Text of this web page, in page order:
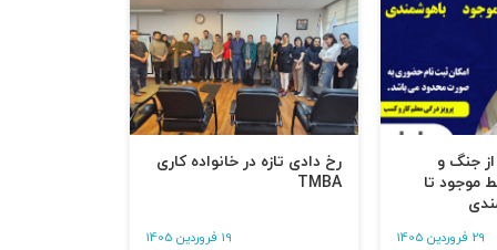
و عالی
نفع درمان
از جنگ و
موجود تا
29 فروردین 1405
رخ دادی تازه در خانواده کاری
TMBA
19 فروردین 1405